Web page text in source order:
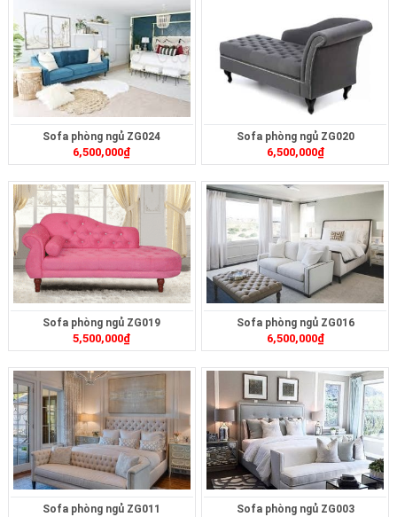
Sofa phòng ngủ ZG024
6,500,000₫
Sofa phòng ngủ ZG020
6,500,000₫
Sofa phòng ngủ ZG019
5,500,000₫
Sofa phòng ngủ ZG016
6,500,000₫
Sofa phòng ngủ ZG011 Sofa phòng ngủ ZG003